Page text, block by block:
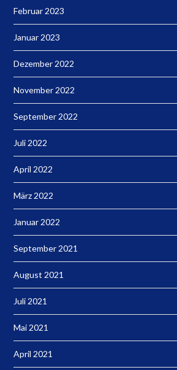
Februar 2023
Januar 2023
Dezember 2022
November 2022
September 2022
Juli 2022
April 2022
März 2022
Januar 2022
September 2021
August 2021
Juli 2021
Mai 2021
April 2021